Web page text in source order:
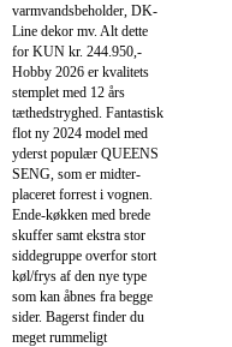
varmvandsbeholder, DK-
Line dekor mv. Alt dette
for KUN kr. 244.950,-
Hobby 2026 er kvalitets
stemplet med 12 års
tæthedstryghed. Fantastisk
flot ny 2024 model med
yderst populær QUEENS
SENG, som er midter-
placeret forrest i vognen.
Ende-køkken med brede
skuffer samt ekstra stor
siddegruppe overfor stort
køl/frys af den nye type
som kan åbnes fra begge
sider. Bagerst finder du
meget rummeligt